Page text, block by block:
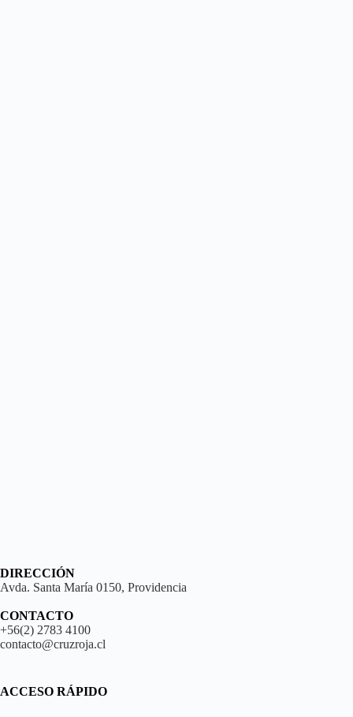
DIRECCIÓN
Avda. Santa María 0150, Providencia
CONTACTO
+56(2) 2783 4100
contacto@cruzroja.cl
ACCESO RÁPIDO